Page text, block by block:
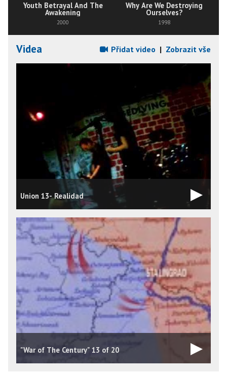
Youth Betrayal And The
Awakening
2000
Why Are We Destroying
Ourselves?
1998
Videa Přidat video | Zobrazit vše
Union 13- Realidad
"War of The Century" 13 of 20